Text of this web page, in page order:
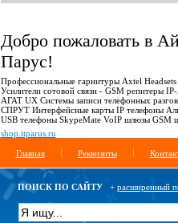
Добро пожаловать в
Парус!
Профессиональные гарнитуры Axtel Headsets
Усилители сотовой связи - GSM репитеры
АГАТ UX Системы записи телефонных
СПРУТ Интерфейсные карты IP телефоны
USB телефоны SkypeMate VoIP шлюзы GSM
shop.itparus.ru
Главная Реквизиты
ПОИСК ПО САЙТУ+ расширенный